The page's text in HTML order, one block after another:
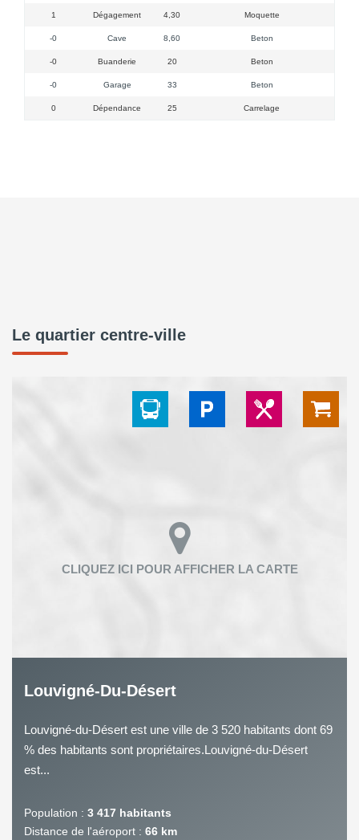
1 Dégagement 4,30 Moquette
-0 Cave 8,60 Beton
-0 Buanderie 20 Beton
-0 Garage 33 Beton
0 Dépendance 25 Carrelage
Le quartier centre-ville
Louvigné-Du-Désert
Louvigné-du-Désert est une ville de 3 520 habitants dont 69
% des habitants sont propriétaires.Louvigné-du-Désert
est...
Population : 3 417 habitants
Distance de l'aéroport : 66 km